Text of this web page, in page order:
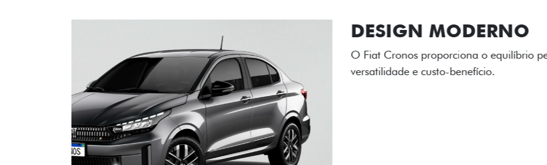
RODAS DE
As rodas de liga leve com
diamantado elevam o